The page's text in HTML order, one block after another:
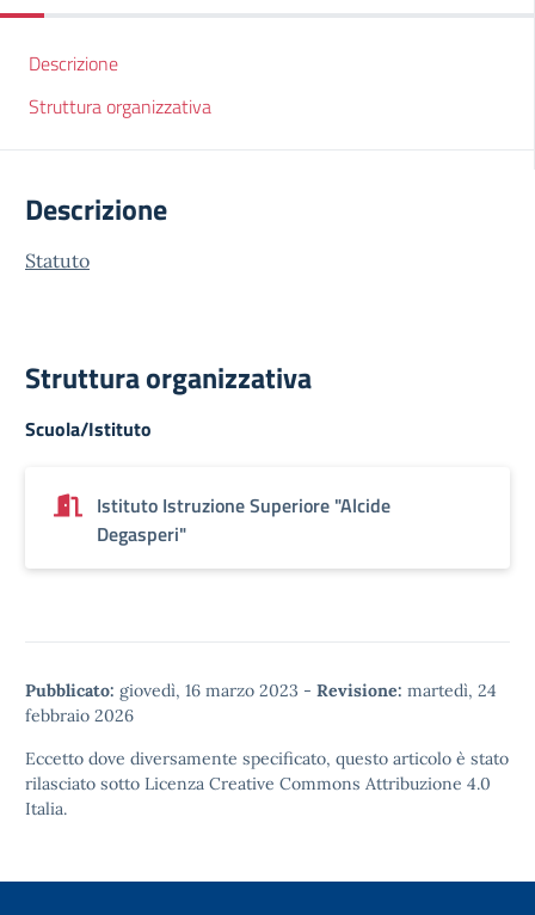
Descrizione
Struttura organizzativa
Descrizione
Statuto
Struttura organizzativa
Scuola/Istituto
Istituto Istruzione Superiore "Alcide
Degasperi"
Pubblicato: giovedì, 16 marzo 2023 - Revisione: martedì, 24
febbraio 2026
Eccetto dove diversamente specificato, questo articolo è stato
rilasciato sotto Licenza Creative Commons Attribuzione 4.0
Italia.